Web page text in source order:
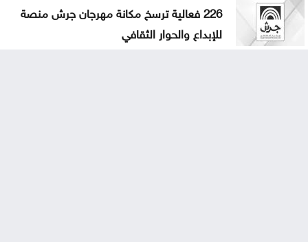
226 فعالية ترسخ مكانة مهرجان جرش منصة
للإبداع والحوار الثقافي